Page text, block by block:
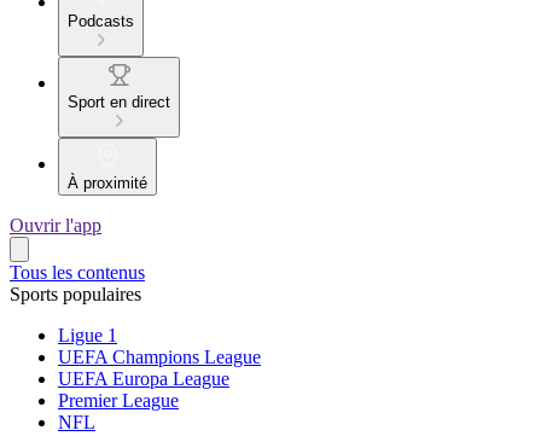
Podcasts
Sport en direct
À proximité
Ouvrir l'app
Tous les contenus
Sports populaires
Ligue 1
UEFA Champions League
UEFA Europa League
Premier League
NFL